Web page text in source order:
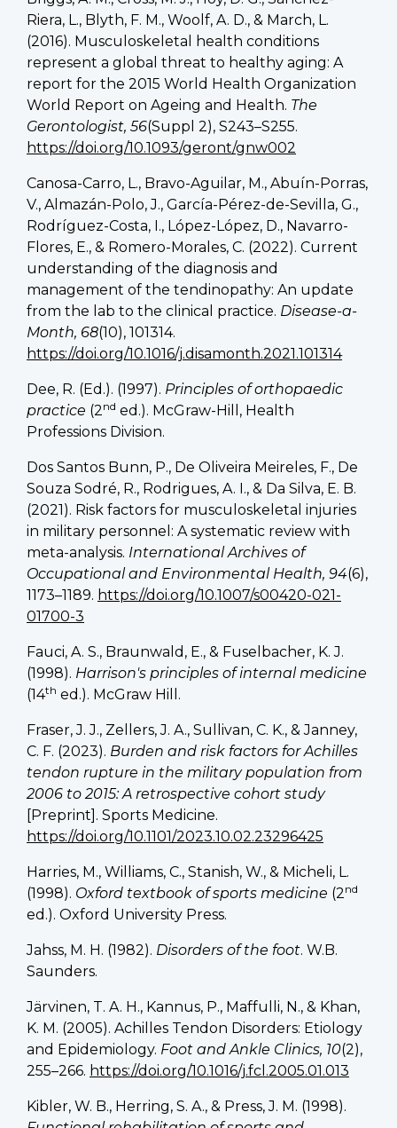
Riera, L., Blyth, F. M., Woolf, A. D., & March, L.
(2016). Musculoskeletal health conditions
represent a global threat to healthy aging: A
report for the 2015 World Health Organization
World Report on Ageing and Health. The
Gerontologist, 56(Suppl 2), S243–S255.
https://doi.org/10.1093/geront/gnw002
Canosa-Carro, L., Bravo-Aguilar, M., Abuín-Porras,
V., Almazán-Polo, J., García-Pérez-de-Sevilla, G.,
Rodríguez-Costa, I., López-López, D., Navarro-
Flores, E., & Romero-Morales, C. (2022). Current
understanding of the diagnosis and
management of the tendinopathy: An update
from the lab to the clinical practice. Disease-a-
Month, 68(10), 101314.
https://doi.org/10.1016/j.disamonth.2021.101314
Dee, R. (Ed.). (1997). Principles of orthopaedic
practice (2 nd ed.). McGraw-Hill, Health
Professions Division.
Dos Santos Bunn, P., De Oliveira Meireles, F., De
Souza Sodré, R., Rodrigues, A. I., & Da Silva, E. B.
(2021). Risk factors for musculoskeletal injuries
in military personnel: A systematic review with
meta-analysis. International Archives of
Occupational and Environmental Health, 94(6),
1173–1189. https://doi.org/10.1007/s00420-021-
01700-3
Fauci, A. S., Braunwald, E., & Fuselbacher, K. J.
(1998). Harrison's principles of internal medicine
(14th ed.). McGraw Hill.
Fraser, J. J., Zellers, J. A., Sullivan, C. K., & Janney,
C. F. (2023). Burden and risk factors for Achilles
tendon rupture in the military population from
2006 to 2015: A retrospective cohort study
[Preprint]. Sports Medicine.
https://doi.org/10.1101/2023.10.02.23296425
Harries, M., Williams, C., Stanish, W., & Micheli, L.
(1998). Oxford textbook of sports medicine (2 nd
ed.). Oxford University Press.
Jahss, M. H. (1982). Disorders of the foot. W.B.
Saunders.
Järvinen, T. A. H., Kannus, P., Maffulli, N., & Khan,
K. M. (2005). Achilles Tendon Disorders: Etiology
and Epidemiology. Foot and Ankle Clinics, 10(2),
255–266. https://doi.org/10.1016/j.fcl.2005.01.013
Kibler, W. B., Herring, S. A., & Press, J. M. (1998).